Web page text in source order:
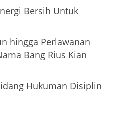
Bersih Untuk
hingga Perlawanan
Bang Rius Kian
Hukuman Disiplin